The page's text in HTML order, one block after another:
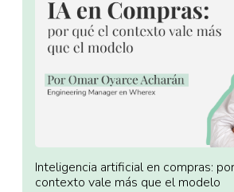
Inteligencia artificial en compras:
contexto vale más que el modelo